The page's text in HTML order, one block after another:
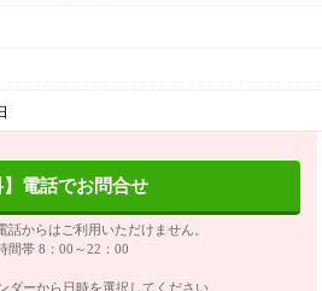
】電話でお問合せ
からはご利用いただけません。
間帯 8：00～22：00
ダーから日時を選択してください